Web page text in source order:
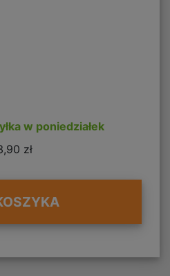
w poniedziałek
zł